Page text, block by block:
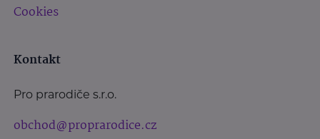
Cookies
Kontakt
Pro prarodiče s.r.o.
obchod@proprarodice.cz